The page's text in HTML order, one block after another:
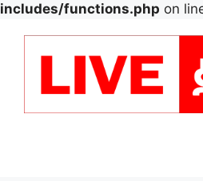
includes/functions.php on